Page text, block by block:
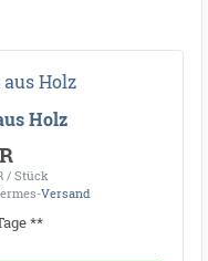
Holz
/ Stück
Versand
**